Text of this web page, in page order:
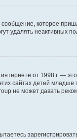
которое
удалять неактивных
от 1998 г.
сайтах детей
не может давать